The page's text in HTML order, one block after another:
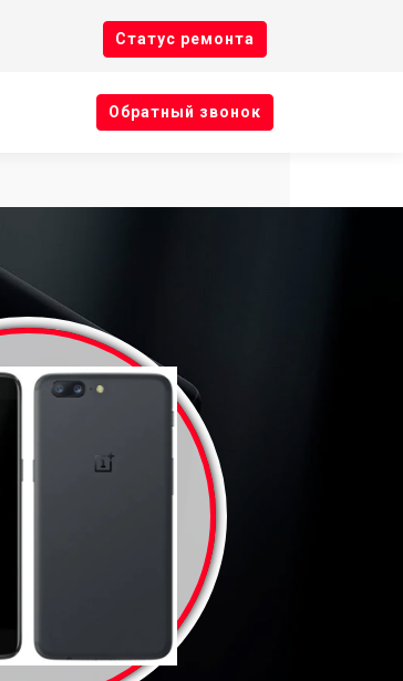
Cтатус ремонта
Oбратный звонок